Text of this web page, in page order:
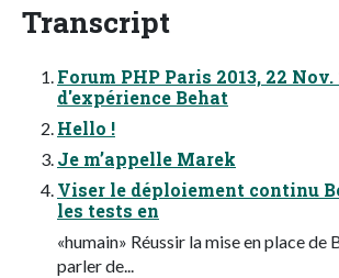
Transcript
Forum PHP Paris 2013, 22
d'expérience Behat
Hello !
Je m’appelle Marek
Viser le déploiement continu
les tests en
«humain» Réussir la mise en place de
parler de...